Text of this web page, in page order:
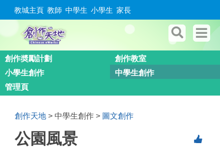
教城主頁 教師 中學生 小學生 家長
創作奬勵計劃
創作教室
小學生創作
中學生創作
管理頁
創作天地 > 中學生創作 > 圖文創作
公園風景